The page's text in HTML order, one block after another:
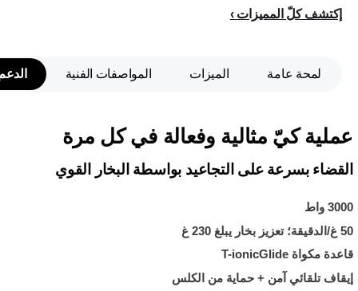
إكتشف كلّ المميزات
لمحة عامة الميزات المواصفات الفنية
عملية كيّ مثالية وفعالة في كل مرة
القضاء بسرعة على التجاعيد بواسطة البخار القوي
3000 واط
50 غ/الدقيقة؛ تعزيز بخار يبلغ 230 غ
قاعدة مكواة T-ionicGlide
إيقاف تلقائي آمن + حماية من الكلس